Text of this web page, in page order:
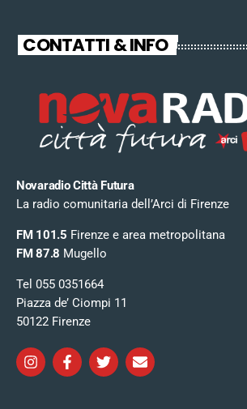
CONTATTI & INFO
Novaradio Città Futura
La radio comunitaria dell’Arci di Firenze
FM 101.5 Firenze e area metropolitana
FM 87.8 Mugello
Tel 055 0351664
Piazza de’ Ciompi 11
50122 Firenze